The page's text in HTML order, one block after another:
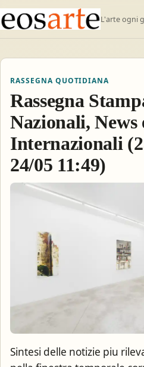
L'arte ogni
RASSEGNA QUOTIDIANA
Rassegna
Nazionali, News
Internazionali
24/05 11:49)
Sintesi delle notizie piu